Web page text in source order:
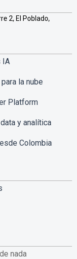
2, El Poblado,
IA
la nube
Platform
y analítica
Colombia
nada